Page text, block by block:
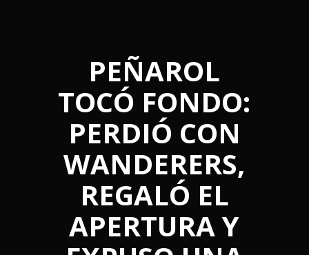
PEÑAROL
TOCÓ FONDO:
PERDIÓ CON
WANDERERS,
REGALÓ EL
APERTURA Y